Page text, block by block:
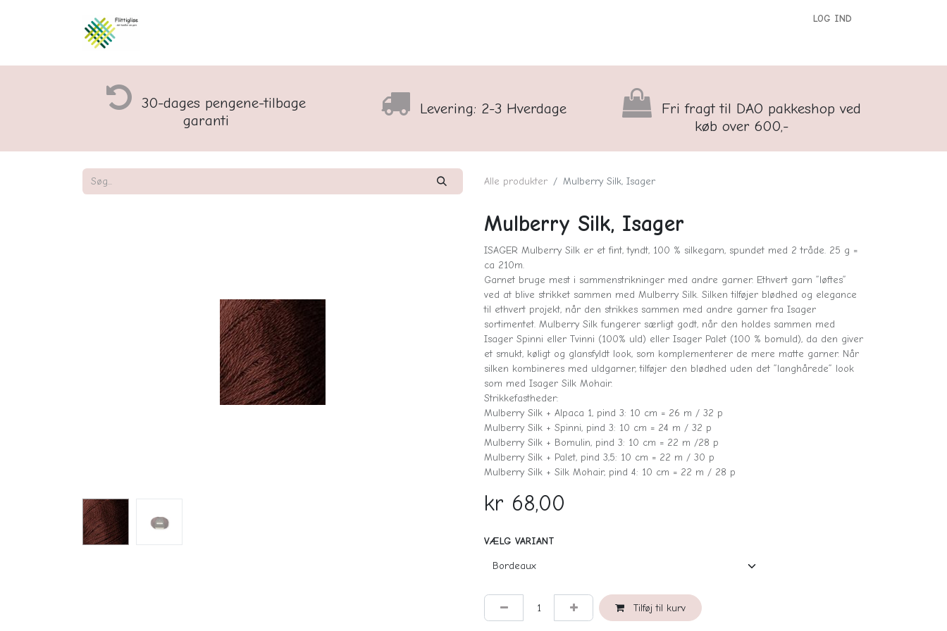
LOG IND
30-dages pengene-tilbage
garanti
Levering: 2-3 Hverdage
Fri fragt til DAO pakkeshop ved
køb over 600,-
Alle produkter Mulberry Silk, Isager
Mulberry Silk, Isager
ISAGER Mulberry Silk er et fint, tyndt, 100 % silkegarn, spundet med 2 tråde. 25 g =
ca 210m.
Garnet bruge mest i sammenstrikninger med andre garner. Ethvert garn ”løftes”
ved at blive strikket sammen med Mulberry Silk. Silken tilføjer blødhed og elegance
til ethvert projekt, når den strikkes sammen med andre garner fra Isager
sortimentet. Mulberry Silk fungerer særligt godt, når den holdes sammen med
Isager Spinni eller Tvinni (100% uld) eller Isager Palet (100 % bomuld), da den giver
et smukt, køligt og glansfyldt look, som komplementerer de mere matte garner. Når
silken kombineres med uldgarner, tilføjer den blødhed uden det ”langhårede” look
som med Isager Silk Mohair.
Strikkefastheder:
Mulberry Silk + Alpaca 1, pind 3: 10 cm = 26 m / 32 p
Mulberry Silk + Spinni, pind 3: 10 cm = 24 m / 32 p
Mulberry Silk + Bomulin, pind 3: 10 cm = 22 m /28 p
Mulberry Silk + Palet, pind 3,5: 10 cm = 22 m / 30 p
Mulberry Silk + Silk Mohair, pind 4: 10 cm = 22 m / 28 p
kr 68,00
VÆLG VARIANT
Tilføj til kurv